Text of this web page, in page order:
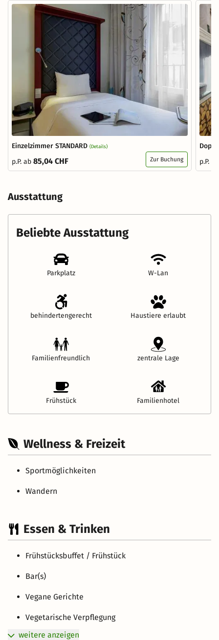
Einzelzimmer STANDARD (Details)
p.P. ab 85,04 CHF Zur Buchung
p.P.
Ausstattung
Beliebte Ausstattung
Parkplatz W-Lan
behindertengerecht Haustiere erlaubt
Familienfreundlich zentrale Lage
Frühstück Familienhotel
Wellness & Freizeit
Sportmöglichkeiten
Wandern
Essen & Trinken
Frühstücksbuffet / Frühstück
Bar(s)
Vegane Gerichte
Vegetarische Verpflegung
weitere anzeigen